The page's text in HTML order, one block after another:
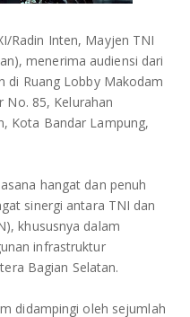
Radin Inten, Mayjen TNI
menerima audiensi dari
di Ruang Lobby Makodam
No. 85, Kelurahan
Kota Bandar Lampung,
hangat dan penuh
sinergi antara TNI dan
khususnya dalam
infrastruktur
Bagian Selatan.
didampingi oleh sejumlah